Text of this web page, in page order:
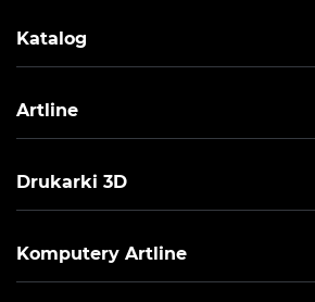
Katalog
Artline
Drukarki 3D
Komputery Artline